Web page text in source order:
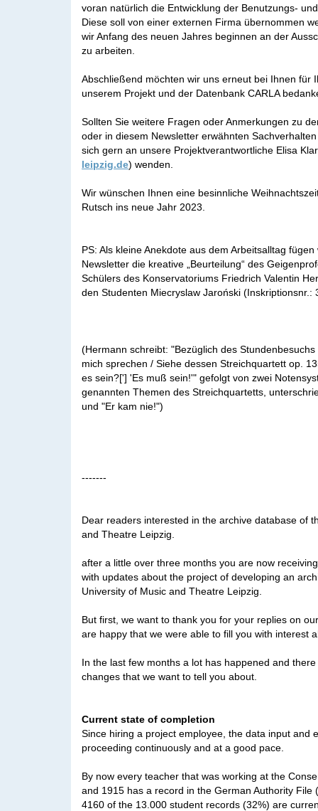
voran natürlich die Entwicklung der Benutzungs-
Diese soll von einer externen Firma übernommen
wir Anfang des neuen Jahres beginnen an der
zu arbeiten.
Abschließend möchten wir uns erneut bei Ihnen für
unserem Projekt und der Datenbank CARLA
Sollten Sie weitere Fragen oder Anmerkungen zu
oder in diesem Newsletter erwähnten
sich gern an unsere Projektverantwortliche Elisa
leipzig.de) wenden.
Wir wünschen Ihnen eine besinnliche
Rutsch ins neue Jahr 2023.
PS: Als kleine Anekdote aus dem Arbeitsalltag
Newsletter die kreative „Beurteilung“ des
Schülers des Konservatoriums Friedrich Valentin
den Studenten Miecryslaw Jaroński (Inskriptionsnr.:
(Hermann schreibt: "Bezüglich des
mich sprechen / Siehe dessen Streichquartett op.
es sein?['] 'Es muß sein!'" gefolgt von zwei
genannten Themen des Streichquartetts,
und "Er kam nie!")
-------
Dear readers interested in the archive database of
and Theatre Leipzig.
after a little over three months you are now
with updates about the project of developing an
University of Music and Theatre Leipzig.
But first, we want to thank you for your replies on
are happy that we were able to fill you with interest
In the last few months a lot has happened and
changes that we want to tell you about.
Current state of completion
Since hiring a project employee, the data input and
proceeding continuously and at a good pace.
By now every teacher that was working at the
and 1915 has a record in the German Authority File
4160 of the 13.000 student records (32%) are